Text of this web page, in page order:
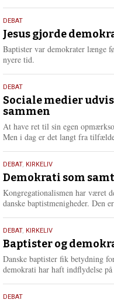
18.
maj
2026
DEBAT
Jesus gjorde
Baptister var demokrater længe
nyere tid.
18.
maj
2026
DEBAT
Sociale medier
sammen
At have ret til sin egen
Men i dag er det langt fra
18.
maj
2026
DEBAT, KIRKELIV
Demokrati som
Kongregationalismen har været
danske baptistmenigheder. Den
18.
maj
2026
DEBAT, KIRKELIV
Baptister og
Danske baptister fik betydning
demokrati har haft indflydelse på
18.
DEBAT